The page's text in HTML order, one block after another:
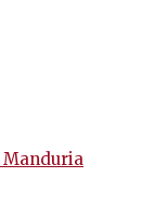
Manduria